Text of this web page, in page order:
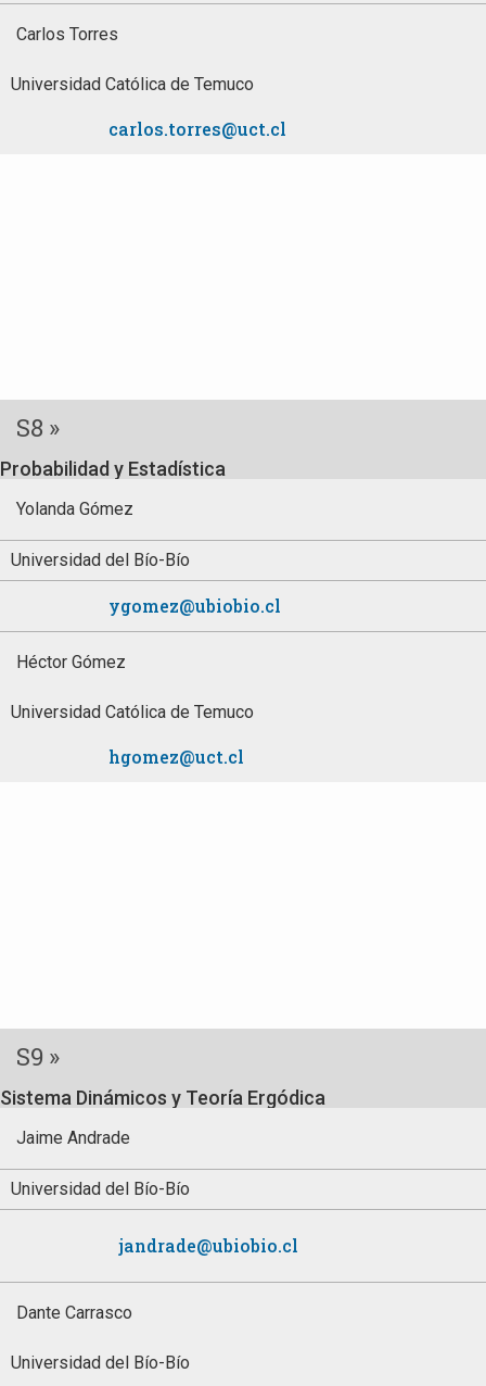
Carlos Torres
Universidad Católica de Temuco
carlos.torres@uct.cl
S8 »
Probabilidad y Estadística
Yolanda Gómez
Universidad del Bío-Bío
ygomez@ubiobio.cl
Héctor Gómez
Universidad Católica de Temuco
hgomez@uct.cl
S9 »
Sistema Dinámicos y Teoría Ergódica
Jaime Andrade
Universidad del Bío-Bío
jandrade@ubiobio.cl
Dante Carrasco
Universidad del Bío-Bío